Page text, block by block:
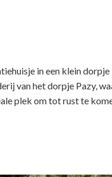
in een klein
van het dorpje Pazy,
plek om tot rust te